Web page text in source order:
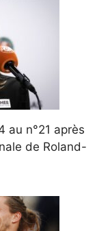
au n°21 après
de Roland-